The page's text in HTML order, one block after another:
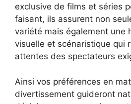
exclusive de films et séries
faisant, ils assurent non
variété mais également une
visuelle et scénaristique qui
attentes des spectateurs
Ainsi vos préférences en
divertissement guideront